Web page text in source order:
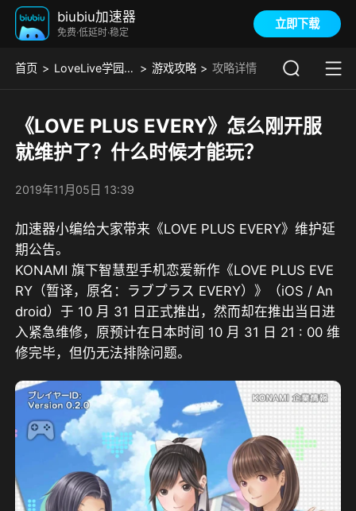
biubiu加速器
免费·低延时·稳定
立即下载
首页 LoveLive学园偶像祭 游戏攻略 攻略详情
《LOVE PLUS EVERY》怎么刚开服
就维护了？什么时候才能玩？
2019年11月05日 13:39
加速器小编给大家带来《LOVE PLUS EVERY》维护延
期公告。
KONAMI 旗下智慧型手机恋爱新作《LOVE PLUS EVE
RY（暂译，原名：ラブプラス EVERY）》（iOS / An
droid）于 10 月 31 日正式推出，然而却在推出当日进
入紧急维修，原预计在日本时间 10 月 31 日 21 : 00 维
修完毕，但仍无法排除问题。